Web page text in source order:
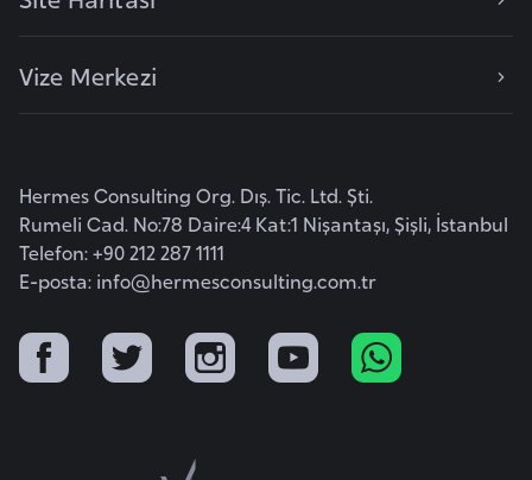
Vize Merkezi
Hermes Consulting Org. Dış. Tic. Ltd. Şti.
Rumeli Cad. No:78 Daire:4 Kat:1 Nişantaşı, Şişli, İstanbul
Telefon: +90 212 287 1111
E-posta: info@hermesconsulting.com.tr
i
e
C
e
z
a
i
r